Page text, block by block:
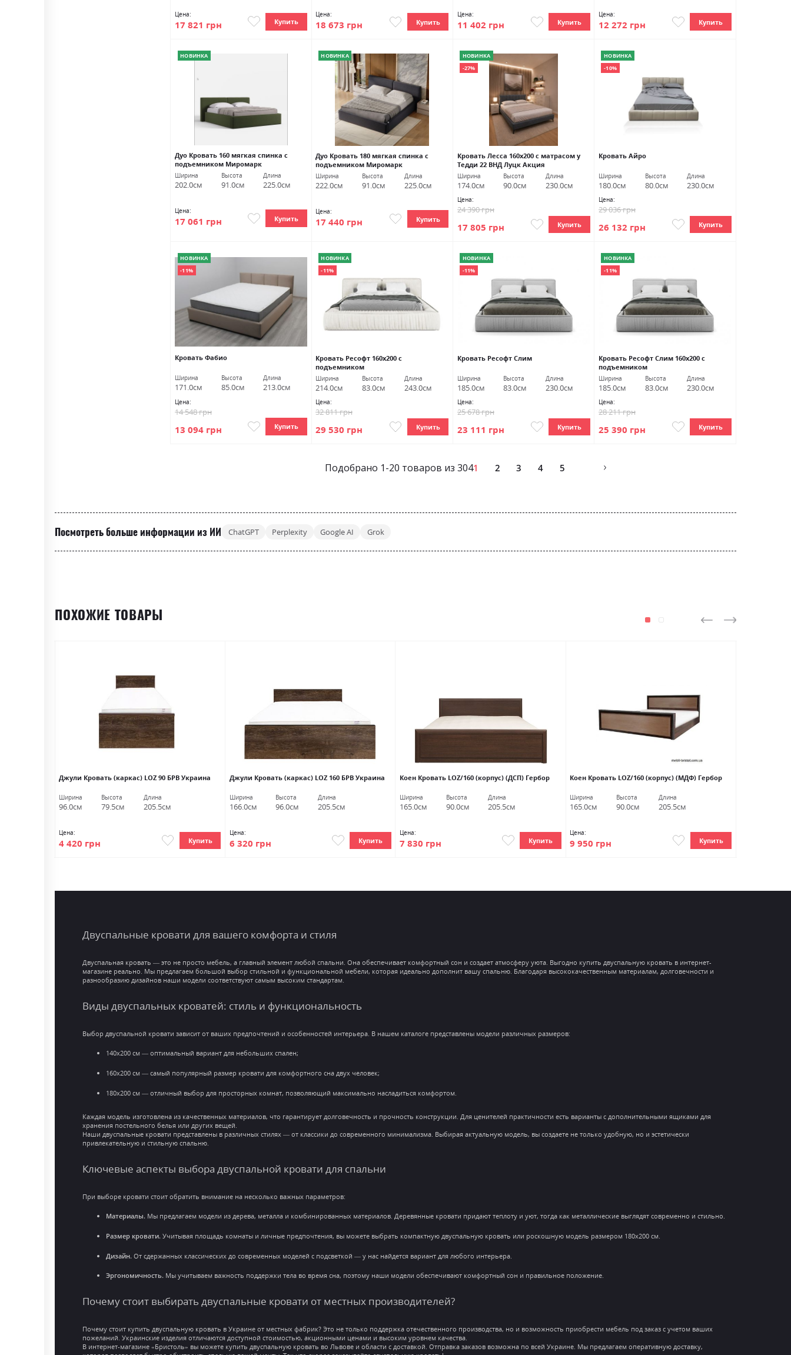
Цена:
17 821 грн Купить
Цена:
18 673 грн Купить
Цена:
11 402 грн Купить
Цена:
12 272 грн Купить
НОВИНКА
Дуо Кровать 160 мягкая спинка с
подъемником Миромарк
Ширина
202.0см
Высота
91.0см
Длина
225.0см
Цена:
17 061 грн Купить
НОВИНКА
Дуо Кровать 180 мягкая спинка с
подъемником Миромарк
Ширина
222.0см
Высота
91.0см
Длина
225.0см
Цена:
17 440 грн Купить
НОВИНКА
-27%
Кровать Лесса 160х200 с матрасом у
Тедди 22 ВНД Луцк Акция
Ширина
174.0см
Высота
90.0см
Длина
230.0см
Цена:
17 805 грн
24 390 грн
Купить
НОВИНКА
-10%
Кровать Айро
Ширина
180.0см
Высота
80.0см
Длина
230.0см
Цена:
26 132 грн
29 036 грн
Купить
НОВИНКА
-11%
Кровать Фабио
Ширина
171.0см
Высота
85.0см
Длина
213.0см
Цена:
13 094 грн
14 548 грн
Купить
НОВИНКА
-11%
Кровать Ресофт 160х200 с
подъемником
Ширина
214.0см
Высота
83.0см
Длина
243.0см
Цена:
29 530 грн
32 811 грн
Купить
НОВИНКА
-11%
Кровать Ресофт Слим
Ширина
185.0см
Высота
83.0см
Длина
230.0см
Цена:
23 111 грн
25 678 грн
Купить
НОВИНКА
-11%
Кровать Ресофт Слим 160х200 с
подъемником
Ширина
185.0см
Высота
83.0см
Длина
230.0см
Цена:
25 390 грн
28 211 грн
Купить
Подобрано 1-20 товаров из 304 Страница
1 2 3 4 5
Посмотреть больше информации из ИИ ChatGPT Perplexity Google AI Grok
ПОХОЖИЕ ТОВАРЫ
Джули Кровать (каркас) LOZ 90 БРВ Украина
Ширина
96.0см
Высота
79.5см
Длина
205.5см
Цена:
4 420 грн Купить
Джули Кровать (каркас) LOZ 160 БРВ Украина
Ширина
166.0см
Высота
96.0см
Длина
205.5см
Цена:
6 320 грн Купить
Коен Кровать LOZ/160 (корпус) (ДСП) Гербор
Ширина
165.0см
Высота
90.0см
Длина
205.5см
Цена:
7 830 грн Купить
Коен Кровать LOZ/160 (корпус) (МДФ) Гербор
Ширина
165.0см
Высота
90.0см
Длина
205.5см
Цена:
9 950 грн Купить
Двуспальные кровати для вашего комфорта и стиля
Двуспальная кровать — это не просто мебель, а главный элемент любой спальни. Она обеспечивает комфортный сон и создает атмосферу уюта. Выгодно купить двуспальную кровать в интернет-
магазине реально. Мы предлагаем большой выбор стильной и функциональной мебели, которая идеально дополнит вашу спальню. Благодаря высококачественным материалам, долговечности и
разнообразию дизайнов наши модели соответствуют самым высоким стандартам.
Виды двуспальных кроватей: стиль и функциональность
Выбор двуспальной кровати зависит от ваших предпочтений и особенностей интерьера. В нашем каталоге представлены модели различных размеров:
140x200 см — оптимальный вариант для небольших спален;
160x200 см — самый популярный размер кровати для комфортного сна двух человек;
180x200 см — отличный выбор для просторных комнат, позволяющий максимально насладиться комфортом.
Каждая модель изготовлена из качественных материалов, что гарантирует долговечность и прочность конструкции. Для ценителей практичности есть варианты с дополнительными ящиками для
хранения постельного белья или других вещей.
Наши двуспальные кровати представлены в различных стилях — от классики до современного минимализма. Выбирая актуальную модель, вы создаете не только удобную, но и эстетически
привлекательную и стильную спальню.
Ключевые аспекты выбора двуспальной кровати для спальни
При выборе кровати стоит обратить внимание на несколько важных параметров:
Материалы.Мы предлагаем модели из дерева, металла и комбинированных материалов. Деревянные кровати придают теплоту и уют, тогда как металлические выглядят современно и стильно.
Размер кровати.Учитывая площадь комнаты и личные предпочтения, вы можете выбрать компактную двуспальную кровать или роскошную модель размером 180x200 см.
Дизайн. От сдержанных классических до современных моделей с подсветкой — у нас найдется вариант для любого интерьера.
Эргономичность.Мы учитываем важность поддержки тела во время сна, поэтому наши модели обеспечивают комфортный сон и правильное положение.
Почему стоит выбирать двуспальные кровати от местных производителей?
Почему стоит купить двуспальную кровать в Украине от местных фабрик? Это не только поддержка отечественного производства, но и возможность приобрести мебель под заказ с учетом ваших
пожеланий. Украинские изделия отличаются доступной стоимостью, акционными ценами и высоким уровнем качества.
В интернет-магазине «Бристоль» вы можете купить двуспальную кровать во Львове и области с доставкой. Отправка заказов возможна по всей Украине. Мы предлагаем оперативную доставку,